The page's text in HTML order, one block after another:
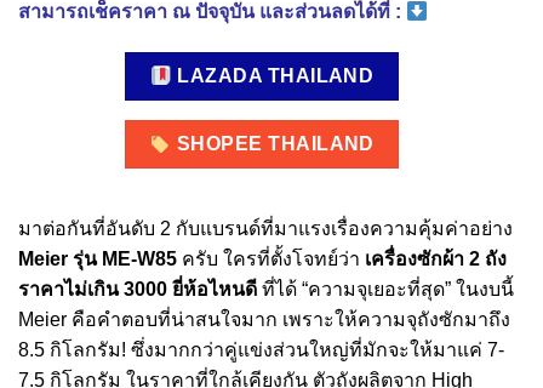
สามารถเช็คราคา ณ ปัจจุบัน และส่วนลดได้ที่ :
LAZADA THAILAND
SHOPEE THAILAND
มาต่อกันที่อันดับ 2 กับแบรนด์ที่มาแรงเรื่องความคุ้มค่าอย่าง
Meier รุ่น ME-W85 ครับ ใครที่ตั้งโจทย์ว่า เครื่องซักผ้า 2 ถัง
ราคาไม่เกิน 3000 ยี่ห้อไหนดี ที่ได้ “ความจุเยอะที่สุด” ในงบนี้
Meier คือคำตอบที่น่าสนใจมาก เพราะให้ความจุถังซักมาถึง
8.5 กิโลกรัม! ซึ่งมากกว่าคู่แข่งส่วนใหญ่ที่มักจะให้มาแค่ 7-
7.5 กิโลกรัม ในราคาที่ใกล้เคียงกัน ตัวถังผลิตจาก High